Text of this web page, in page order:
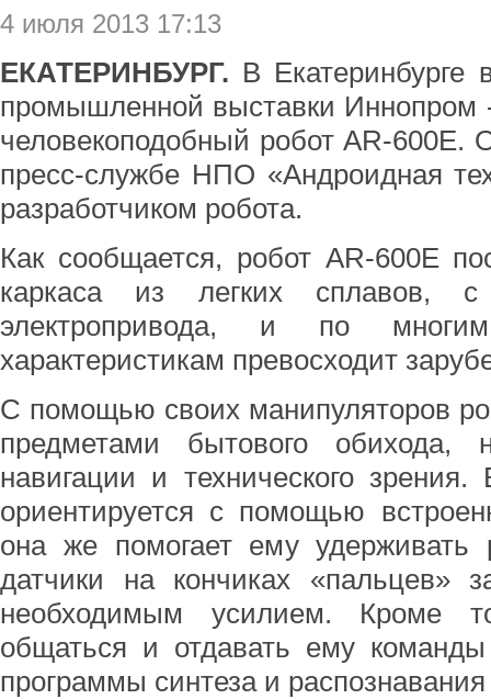
4 июля 2013 17:13
ЕКАТЕРИНБУРГ. В Екатеринбурге
промышленной выставки Иннопром
человекоподобный робот АR-
пресс-службе НПО «Андроидная
разработчиком робота.
Как сообщается, робот АR-600Е
каркаса из легких сплавов, с
электропривода, и по
характеристикам превосходит
С помощью своих манипуляторов
предметами бытового
навигации и технического
ориентируется с помощью
она же помогает ему удерживать
датчики на кончиках «пальцев»
необходимым усилием. Кроме
общаться и отдавать ему
программы синтеза и